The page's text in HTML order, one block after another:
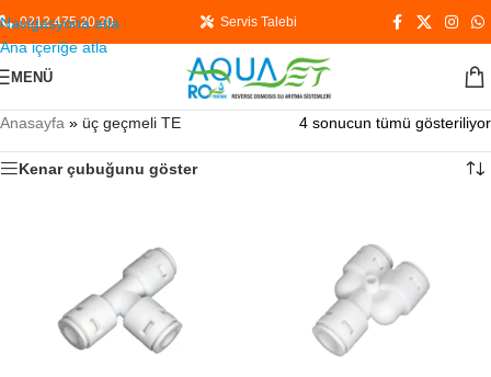
Navigasyona atla
Ana içeriğe atla
0212 475 20 20 Servis Talebi
MENÜ
Anasayfa » üç geçmeli TE 4 sonucun tümü gösteriliyor
Kenar çubuğunu göster